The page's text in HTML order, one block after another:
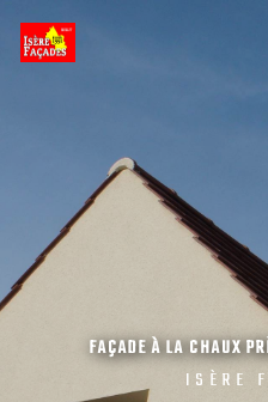
FAÇADE À LA CHAUX
ISÈRE